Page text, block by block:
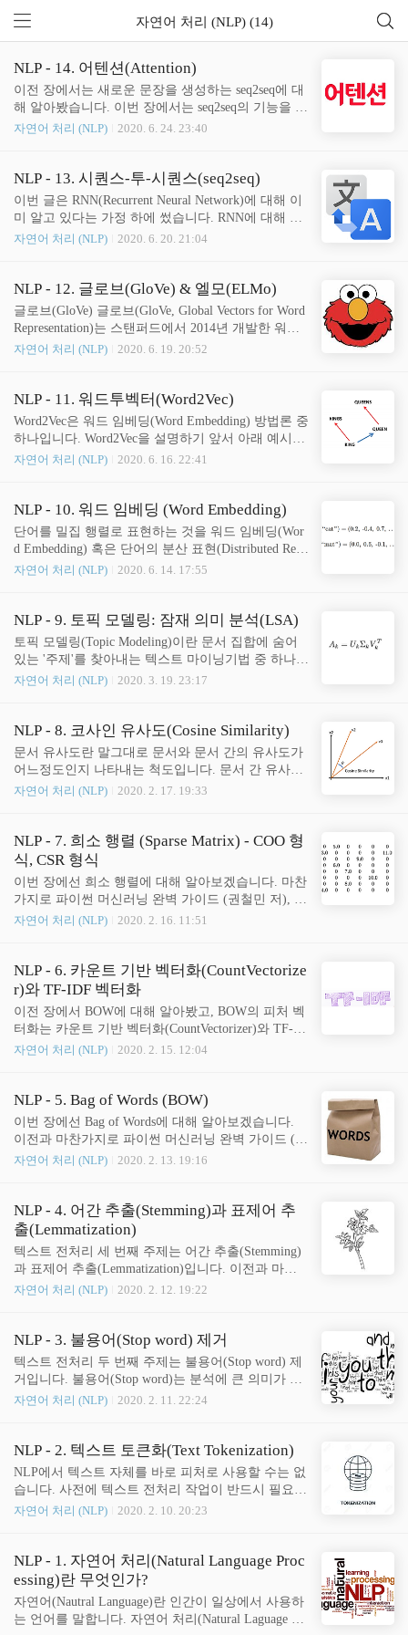
자연어 처리 (NLP) (14)
NLP - 14. 어텐션(Attention)
이전 장에서는 새로운 문장을 생성하는 seq2seq에 대
해 알아봤습니다. 이번 장에서는 seq2seq의 기능을 더
강화시켜 주는 어텐션(Attention)에 대해 알아보겠습
가정하에 이번 장을 썼습니다. seq2seq를 잘 모르시는
분은 NLP - 13. 시퀀스-투-시퀀스(seq2seq)를 참고해
주시기 바랍니다. 이번 장의 모든 글 및 그림은 밑바
힙니다. 어텐션이라는 메커니즘 덕분에 seq2seq는 인
다. 어텐션은 기존 seq2seq의 문제점을 해결하여 성능
을 향상시킵니다. 우선 기존 se..
자연어 처리 (NLP) 2020. 6. 24. 23:40
NLP - 13. 시퀀스-투-시퀀스(seq2seq)
이번 글은 RNN(Recurrent Neural Network)에 대해 이
미 알고 있다는 가정 하에 썼습니다. RNN에 대해 잘
모르신다면 RNN을 먼저 배워오시기를 추천드립니
우선 기계 번역에 대해 알아보겠습니다. 예전의 기계
번역은 주로 규칙 기반(rule based)이었습니다. 문맥
을 전체적으로 고려하지 않고 단어와 단어를 1:1로
번역하기 때문에 결과가 좋지 않았습니다. 극단적인
예이긴 하지만 아래와 같습니다. 성능이 좋지 않은
'나는'을 I, '그곳에'를 there, '갔다'를 went로 단어 간
1:1 번역이기 ..
자연어 처리 (NLP) 2020. 6. 20. 21:04
NLP - 12. 글로브(GloVe) & 엘모(ELMo)
글로브(GloVe) 글로브(GloVe, Global Vectors for Word
Representation)는 스탠퍼드에서 2014년 개발한 워드
임베딩 방법론입니다. 글로브는 카운트 기반의 LSA
활용한다는 장점이 있지만, 단어간 유사도를 측정하
기 어렵다는 단점이 있습니다. 반면 Word2Vec은 단어
간 유사도를 측정할 수 있다는 장점이 있지만, 사용
어) 몇 개만 활용하여 결과가 도출되기 때문에 문서
니다. 글로브는 LSA와 Word2Vec의 장점을 합친 워드
임베딩 방법론으로 단어 간 유사도도..
자연어 처리 (NLP) 2020. 6. 19. 20:52
NLP - 11. 워드투벡터(Word2Vec)
Word2Vec은 워드 임베딩(Word Embedding) 방법론 중
하나입니다. Word2Vec을 설명하기 앞서 아래 예시를
한번 보겠습니다. 한국 - 서울 + 파리 = 프랑스 어머
시를 보면 우선 한국이라는 단어에서 수도에 해당하
는 서울을 빼줍니다. 한국에서 서울이라는 특성을 뺐
으니 나라에 해당하는 껍데기 의미만 남아있을 겁니
다. 거기에 파리를 더해주면 프랑스가 됩니다. 나라
에 해당하는 껍데기에 파리라는 프랑스 수도를 더해
에서는 아버지에 여자라는 요소를 더해주면 어머니
가 된다는 뜻입니다. Word2Vec을 활용하면 위와 같이
단어 간 관계를 파..
자연어 처리 (NLP) 2020. 6. 16. 22:41
NLP - 10. 워드 임베딩 (Word Embedding)
단어를 밀집 행렬로 표현하는 것을 워드 임베딩(Wor
d Embedding) 혹은 단어의 분산 표현(Distributed Repr
esentation)이라고 합니다. 밀집 행렬은 희소 행렬의
자세한 사항은 NLP - 7. 희소 행렬 (Sparse Matrix) - C
OO 형식, CSR 형식을 참고해주시기 바랍니다.) 색을
예로 들어보겠습니다. 색을 표현할 때 우리는 흔히 R
빨강 계열의 색임을 알 수 있습니다. 이를 A색이라고
RGB는 (20, 180, 30)이라고..
자연어 처리 (NLP) 2020. 6. 14. 17:55
NLP - 9. 토픽 모델링: 잠재 의미 분석(LSA)
토픽 모델링(Topic Modeling)이란 문서 집합에 숨어
있는 '주제'를 찾아내는 텍스트 마이닝기법 중 하나입
니다. 사람이 모든 문서를 읽고 그 주제를 파악할 수
함축되어 있는 주요 주제를 효과적으로 찾아낼 수 있
습니다. 철학에 관한 문서 A와 웨이트 트레이닝에 관
한 문서 B가 있다고 해봅시다. A문서에는 '소크라테
많이 들어가 있고, B문서에는 '스쿼트', '데드리프트',
가 많이 들어가 있을 것입니다. 그리고 두 문서에 모
두 '그', '그리고', '그래서', '그러나', '~이다..
자연어 처리 (NLP) 2020. 3. 19. 23:17
NLP - 8. 코사인 유사도(Cosine Similarity)
문서 유사도란 말그대로 문서와 문서 간의 유사도가
어느정도인지 나타내는 척도입니다. 문서 간 유사도
를 측정해 지금 보고 있는 뉴스와 가장 유사한 뉴스
문서 유사도를 측정하는 방법은 여러개가 있지만 일
반적으로 코사인 유사도(Cosine Similarity)를 많이 사
용합니다. 이번 장에서는 코사인 유사도의 정의와 사
용 방법에 대해 알아보겠습니다. 역시나 이전과 마찬
가지로 파이썬 머신러닝 완벽 가이드 (권철민 저), 딥
러닝을 이용한 자연어 처리 입문 (유원주 저)을 요약
사인 유사도란 벡터와 벡터 간의 유사도를 비교할 때
두 벡터 간의 사잇각을..
자연어 처리 (NLP) 2020. 2. 17. 19:33
NLP - 7. 희소 행렬 (Sparse Matrix) - COO 형
식, CSR 형식
이번 장에선 희소 행렬에 대해 알아보겠습니다. 마찬
가지로 파이썬 머신러닝 완벽 가이드 (권철민 저), 딥
러닝을 이용한 자연어 처리 입문(유원주 저)을 요약
많은 칼럼이 생깁니다. 모든 문서에 포함된 모든 고
유 단어를 피처로 만들어주기 때문입니다. 모든 문서
의 단어를 피처로 만들어주면 수만 개에서 수십만 개
의 단어가 만들어집니다. 이렇게 대규모의 행렬이 생
기더라도 각 문서에 포함된 단어의 수는 제한적이기
때문에 행렬의 대부분의 값은 0으로 채워집니다. 이
입니다. 이와..
자연어 처리 (NLP) 2020. 2. 16. 11:51
NLP - 6. 카운트 기반 벡터화(CountVectorize
r)와 TF-IDF 벡터화
이전 장에서 BOW에 대해 알아봤고, BOW의 피처 벡
터화는 카운트 기반 벡터화(CountVectorizer)와 TF-ID
F(Term Frequency - Inverse Document Frequency) 기반
파이썬 머신러닝 완벽 가이드 (권철민 저), 딥 러닝을
이용한 자연어 처리 입문(유원주 저)을 요약정리했습
니다. 카운트 기반 벡터화 이전 장에서 BOW(Bag of
Words) 모델에서의 피처 벡터화 수행 방법에 대해 설
명했습니다. 그와 마찬가지로, 단어 피처에 값을 부
Count를 부여하는 경우를 카운트 벡터화라고 합니다.
..
자연어 처리 (NLP) 2020. 2. 15. 12:04
NLP - 5. Bag of Words (BOW)
이번 장에선 Bag of Words에 대해 알아보겠습니다.
이전과 마찬가지로 파이썬 머신러닝 완벽 가이드 (권
철민 저), 딥 러닝을 이용한 자연어 처리 입문(유원주
equency)을 부여해 피쳐 값을 만드는 모델입니다. Ba
g of Words는 직역하자면 단어들의 가방입니다. 문서
내 모든 단어를 한꺼번에 가방(Bag) 안에 넣은 뒤에
흔들어서 섞는다는 의미로 Bag of Words(BOW) 모델
이라고 합니다. BOW를 기반으로 피처 추출하기 아
래의 두 문장이 있다고 가정하고 이 문장을 BOW 기
to watch baseball ..
자연어 처리 (NLP) 2020. 2. 13. 19:16
NLP - 4. 어간 추출(Stemming)과 표제어 추
출(Lemmatization)
텍스트 전처리 세 번째 주제는 어간 추출(Stemming)
과 표제어 추출(Lemmatization)입니다. 이전과 마찬
가지로 파이썬 머신러닝 완벽 가이드 (권철민 저), 딥
us)로부터 복잡성을 줄이는 것입니다. 어간 추출과
표제어 추출 역시 말뭉치의 복잡성을 줄여주는 텍스
트 정규화 기법입니다. 텍스트 안에서 언어는 다양하
게 변합니다. 영어를 예로 들면, 과거형, 현재 진행형,
미래형, 3인칭 단수 여부 등 많은 조건에 따라 원래
laying 등과 같이 조건에 따라 다양하게 달라집니다.
어간 추출(Stemming)과 표제어 추출(Le..
자연어 처리 (NLP) 2020. 2. 12. 19:22
NLP - 3. 불용어(Stop word) 제거
텍스트 전처리 두 번째 주제는 불용어(Stop word) 제
거입니다. 불용어(Stop word)는 분석에 큰 의미가 없
는 단어를 지칭합니다. 예를 들어 the, a, an, is, I, my
어는 텍스트에 빈번하게 나타나기 때문에 중요한 단
어로 인지될 수 있습니다. 하지만 실질적으로는 중요
한 단어가 아니므로 사전에 제거해줘야 합니다. 이전
저), 딥 러닝을 이용한 자연어 처리 입문 (유원주 저)
tk.download('stopwords') print('영어 불용어 갯수:',len
(nltk.corp..
자연어 처리 (NLP) 2020. 2. 11. 22:24
NLP - 2. 텍스트 토큰화(Text Tokenization)
NLP에서 텍스트 자체를 바로 피처로 사용할 수는 없
습니다. 사전에 텍스트 전처리 작업이 반드시 필요합
니다. 텍스트 전처리를 위해서는 클렌징, 토큰화, 불
화에 대해 알아보겠습니다. (참고로, 파이썬 머신러
닝 완벽 가이드(권철민 저)와 딥 러닝을 이용한 자연
어 처리 입문(유원준 저)를 요약정리한 것입니다.) 그
전에 말뭉치(Corpus, 코퍼스)의 뜻에 대해 먼저 알아
보겠습니다. 말뭉치를 위키피디아에서 검색하면 아
자연어 처리 (NLP) 2020. 2. 10. 20:23
NLP - 1. 자연어 처리(Natural Language Proc
essing)란 무엇인가?
자연어(Nautral Language)란 인간이 일상에서 사용하
는 언어를 말합니다. 자연어 처리(Natural Laguage Pr